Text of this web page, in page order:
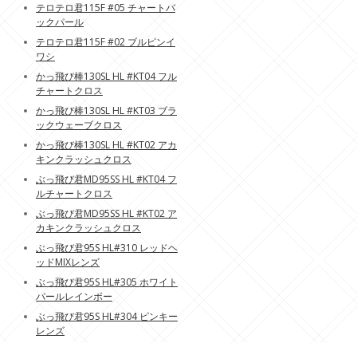
テロテロ君115F #05 チャートバ
ックパール
テロテロ君115F #02 ブルピンイ
ワシ
かっ飛び棒130SL HL #KT04 フル
チャートクロス
かっ飛び棒130SL HL #KT03 ブラ
ックウェーブクロス
かっ飛び棒130SL HL #KT02 アカ
キンクラッシュクロス
ぶっ飛び君MD95SS HL #KT04 フ
ルチャートクロス
ぶっ飛び君MD95SS HL #KT02 ア
カキンクラッシュクロス
ぶっ飛び君95S HL#310 レッドヘ
ッドMIXレンズ
ぶっ飛び君95S HL#305 ホワイト
パールレインボー
ぶっ飛び君95S HL#304 ピンキー
レンズ